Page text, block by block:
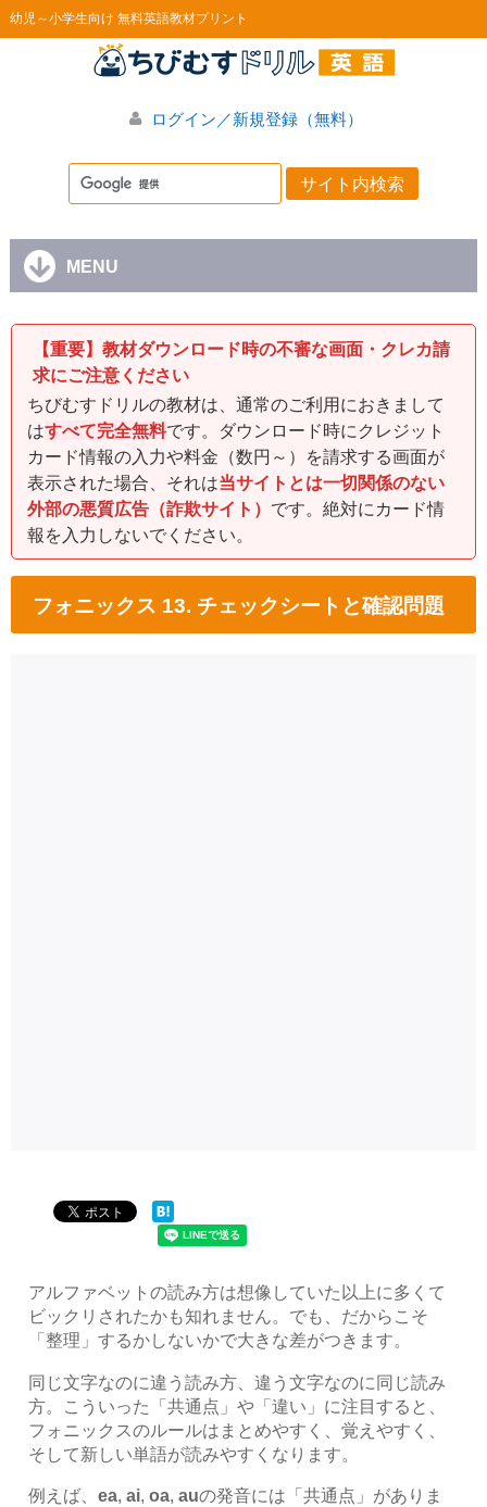
幼児～小学生向け 無料英語教材プリント
ログイン／新規登録（無料）
MENU
【重要】教材ダウンロード時の不審な画面・クレカ請
求にご注意ください
ちびむすドリルの教材は、通常のご利用におきまして
はすべて完全無料です。ダウンロード時にクレジット
カード情報の入力や料金（数円～）を請求する画面が
表示された場合、それは当サイトとは一切関係のない
外部の悪質広告（詐欺サイト） です。絶対にカード情
報を入力しないでください。
フォニックス 13. チェックシートと確認問題
アルファベットの読み方は想像していた以上に多くて
ビックリされたかも知れません。でも、だからこそ
「整理」するかしないかで大きな差がつきます。
同じ文字なのに違う読み方、違う文字なのに同じ読み
方。こういった「共通点」や「違い」に注目すると、
フォニックスのルールはまとめやすく、覚えやすく、
そして新しい単語が読みやすくなります。
例えば、ea,ai,oa,auの発音には「共通点」がありま